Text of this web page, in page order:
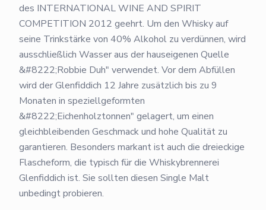
des INTERNATIONAL WINE AND SPIRIT
COMPETITION 2012 geehrt. Um den Whisky auf
seine Trinkstärke von 40% Alkohol zu verdünnen, wird
ausschließlich Wasser aus der hauseigenen Quelle
&#8222;Robbie Duh" verwendet. Vor dem Abfüllen
wird der Glenfiddich 12 Jahre zusätzlich bis zu 9
Monaten in speziellgeformten
&#8222;Eichenholztonnen" gelagert, um einen
gleichbleibenden Geschmack und hohe Qualität zu
garantieren. Besonders markant ist auch die dreieckige
Flascheform, die typisch für die Whiskybrennerei
Glenfiddich ist. Sie sollten diesen Single Malt
unbedingt probieren.